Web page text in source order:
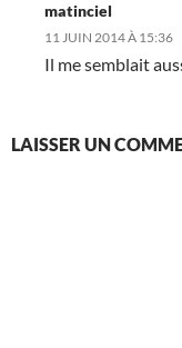
matinciel
11 JUIN 2014 À 15:36
Il me semblait
LAISSER UN